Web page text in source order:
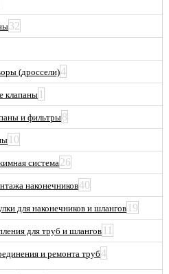
32
(дроссели)4
клапаны 1
и фильтры8
10
система26
наконечников40
для наконечников и шлангов 19
для труб и шлангов11
и ремонта труб4